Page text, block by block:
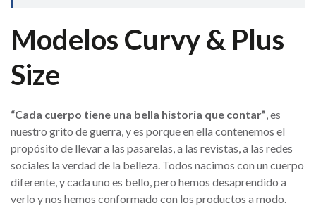
Modelos Curvy & Plus
Size
“Cada cuerpo tiene una bella historia que contar”, es
nuestro grito de guerra, y es porque en ella contenemos el
propósito de llevar a las pasarelas, a las revistas, a las redes
sociales la verdad de la belleza. Todos nacimos con un cuerpo
diferente, y cada uno es bello, pero hemos desaprendido a
verlo y nos hemos conformado con los productos a modo.